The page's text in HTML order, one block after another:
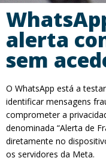
alerta
sem
O WhatsApp está a
identificar mensagens
comprometer a
denominada “Alerta de
diretamente no
os servidores da Meta.